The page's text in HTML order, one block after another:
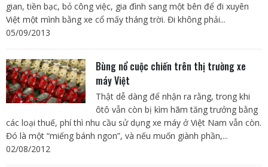
gian, tiền bạc, bỏ công việc, gia đình sang một bên để đi xuyên
Việt một mình bằng xe cổ mấy tháng trời. Đi không phải...
05/09/2013
Bùng nổ cuộc chiến trên thị trường xe
máy Việt
Thật dễ dàng để nhận ra rằng, trong khi
ôtô vẫn còn bị kìm hãm tăng trưởng bằng
các loại thuế, phí thì nhu cầu sử dụng xe máy ở Việt Nam vẫn còn.
Đó là một “miếng bánh ngon”, và nếu muốn giành phần,...
02/08/2012